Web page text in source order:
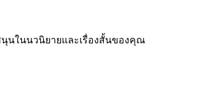
นุนในนวนิยายและเรื่องสั้นของคุณ